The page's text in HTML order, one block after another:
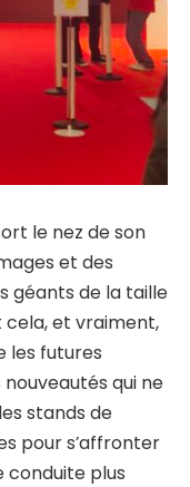
le nez de son
et des
géants de la taille
cela, et vraiment,
les futures
qui ne
stands de
pour s’affronter
conduite plus